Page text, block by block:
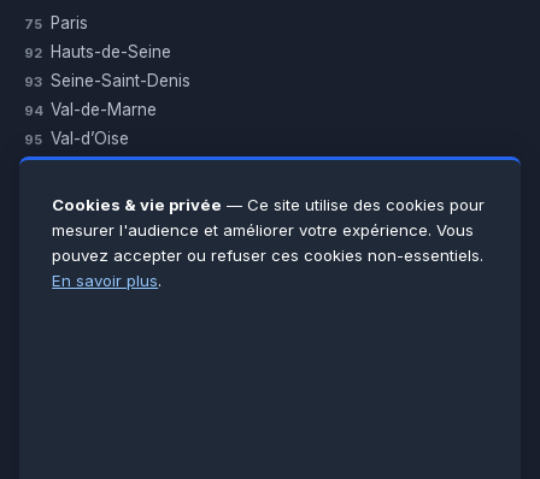
75 Paris
92 Hauts-de-Seine
93 Seine-Saint-Denis
94 Val-de-Marne
95 Val-d’Oise
Essonne
Seine-et-Marne
Voir toutes les villes →
Cookies & vie privée — Ce site utilise des cookies pour
mesurer l'audience et améliorer votre expérience. Vous
pouvez accepter ou refuser ces cookies non-essentiels.
En savoir plus.